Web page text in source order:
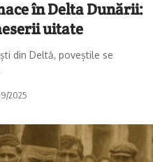
în Delta Dunării:
uitate
din Deltă, poveștile se
2025